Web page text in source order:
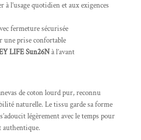
l’usage quotidien et aux exigences
fermeture sécurisée
une prise confortable
LIFE Sun26Nà l’avant
de coton lourd pur, reconnu
naturelle. Le tissu garde sa forme
légèrement avec le temps pour
authentique.